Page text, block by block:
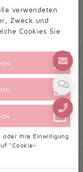
verwendeten
Zweck und
Cookies Sie
oder Ihre Einwilligung
"Cookie-